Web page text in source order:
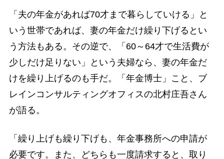
「夫の年金があれば70才まで暮らしていける」と
いう世帯であれば、妻の年金だけ繰り下げるとい
う方法もある。その逆で、「60～64才で生活費が
少しだけ足りない」という夫婦なら、妻の年金だ
けを繰り上げるのも手だ。「年金博士」こと、ブ
レインコンサルティングオフィスの北村庄吾さん
が語る。
「繰り上げも繰り下げも、年金事務所への申請が
必要です。また、どちらも一度請求すると、取り